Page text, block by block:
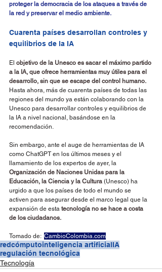
proteger la democracia de los ataques a través de
la red y preservar el medio ambiente.
Cuarenta países desarrollan controles y
equilibrios de la IA
El objetivo de la Unesco es sacar el máximo partido
a la IA, que ofrece herramientas muy útiles para el
desarrollo, sin que se escape del control humano.
Hasta ahora, más de cuarenta países de todas las
regiones del mundo ya están colaborando con la
Unesco para desarrollar controles y equilibrios de
la IA a nivel nacional, basándose en la
recomendación.
Sin embargo, ante el auge de herramientas de IA
como ChatGPT en los últimos meses y el
llamamiento de los expertos de ayer, la
Organización de Naciones Unidas para la
Educación, la Ciencia y la Cultura (Unesco) ha
urgido a que los países de todo el mundo se
activen para asegurar desde el marco legal que la
expansión de esta tecnología no se hace a costa
de los ciudadanos.
Tomado de: CambioColombia.com
redcómputointeligencia artificialIA
regulación tecnológica
Tecnología